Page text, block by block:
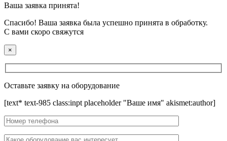
Ваша заявка принята!
Спасибо! Ваша заявка была успешно принята в обработку.
С вами скоро свяжутся
×
Оставьте заявку на оборудование
[text* text-985 class:inpt placeholder "Ваше имя" akismet:author]